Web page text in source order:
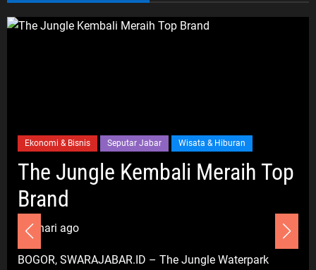
Bekasi, Cellica Nurachadiana Ajak
Pengelolaan Sampah Makin Efisien,
Dosen Ilmu Komputer UPER
Kembangkan Netrash
Umum
Ekonomi & Bisnis Seputar Jabar Wisata & Hiburan
The Jungle Kembali Meraih Top
Brand
7 hari ago
BOGOR, SWARAJABAR.ID – The Jungle Waterpark